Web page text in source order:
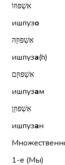
אִשְׁפּוּזוֹ
ишпузо
אִשְׁפּוּזָהּ
ишпуза(h)
אִשְׁפּוּזָם
ишпузам
אִשְׁפּוּזָן
ишпузан
1-е (Мы)